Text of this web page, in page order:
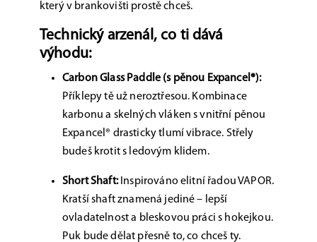
který v brankovišti prostě chceš.
Technický arzenál, co ti dává
výhodu:
Carbon Glass Paddle (s pěnou Expancel®):
Příklepy tě už neroztřesou. Kombinace
karbonu a skelných vláken s vnitřní pěnou
Expancel® drasticky tlumí vibrace. Střely
budeš krotit s ledovým klidem.
Short Shaft:Inspirováno elitní řadou VAPOR.
Kratší shaft znamená jediné – lepší
ovladatelnost a bleskovou práci s hokejkou.
Puk bude dělat přesně to, co chceš ty.